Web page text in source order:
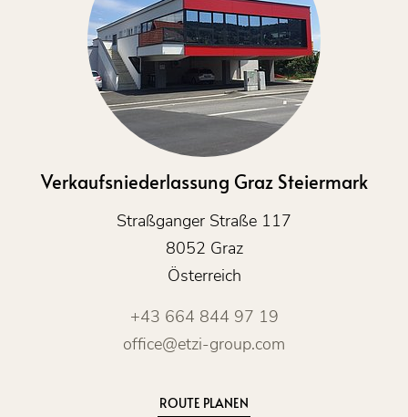
Verkaufsniederlassung Graz Steiermark
Straßganger Straße 117
8052 Graz
Österreich
+43 664 844 97 19
office@etzi-group.com
ROUTE PLANEN